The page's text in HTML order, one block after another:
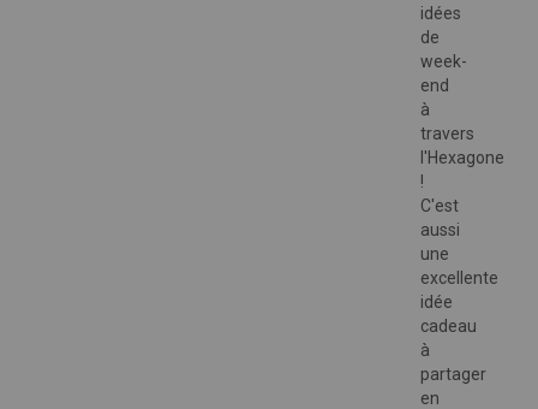
idées
de
week-
end
à
travers
l'Hexagone
!
C'est
aussi
une
excellente
idée
cadeau
à
partager
en